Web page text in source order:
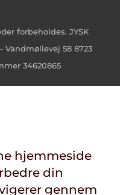
forbeholdes. JYSK
Vandmøllevej 58 8723
34620865
hjemmeside
din
gennem